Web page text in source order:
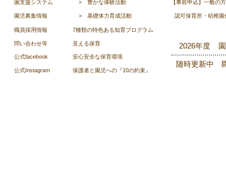
7種類の特色ある知育プログラム
認可保育所・幼稚
> 豊かな体験活動
> 基礎体力育成活動
2026年度 園
随時更新中
【事前申込】一般の
見える保育
園支援システム
園児募集情報
職員採用情報
​問い合わせ等
公式facebook
公式Instagram
安心安全な保育環境
保護者と園児への『10の約束』